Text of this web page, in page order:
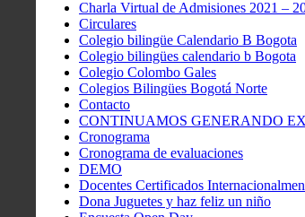
Charla Virtual de Admisiones 2021 –
Circulares
Colegio bilingüe Calendario B Bogota
Colegio bilingües calendario b Bogota
Colegio Colombo Gales
Colegios Bilingües Bogotá Norte
Contacto
CONTINUAMOS GENERANDO
Cronograma
Cronograma de evaluaciones
DEMO
Docentes Certificados
Dona Juguetes y haz feliz un niño